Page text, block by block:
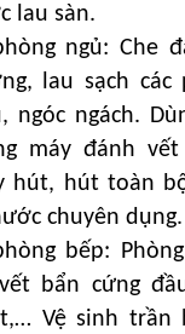
lau sàn.
ngủ: Che
lau sạch
ngóc ngách.
máy đánh
hút, hút toàn
chuyên dụng.
bếp:
bẩn cứng
Vệ sinh trần